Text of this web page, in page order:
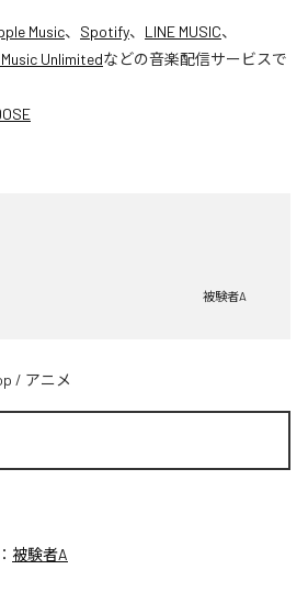
Music、 Spotify、 LINE MUSIC、
Unlimitedなどの音楽配信サービスで
被験者A
/ アニメ
被験者A